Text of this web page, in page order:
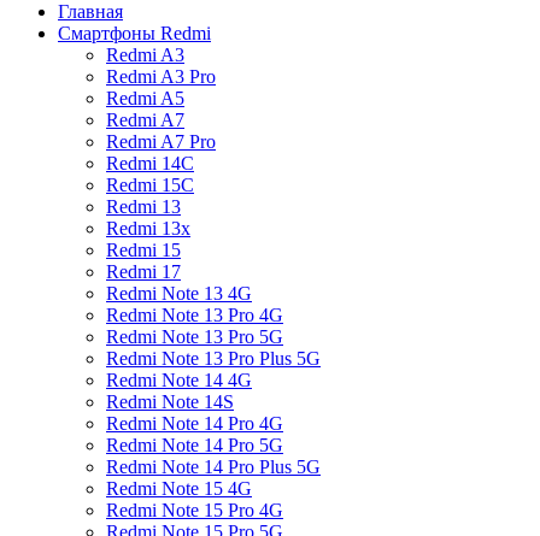
Главная
Смартфоны Redmi
Redmi A3
Redmi A3 Pro
Redmi A5
Redmi A7
Redmi A7 Pro
Redmi 14C
Redmi 15C
Redmi 13
Redmi 13x
Redmi 15
Redmi 17
Redmi Note 13 4G
Redmi Note 13 Pro 4G
Redmi Note 13 Pro 5G
Redmi Note 13 Pro Plus 5G
Redmi Note 14 4G
Redmi Note 14S
Redmi Note 14 Pro 4G
Redmi Note 14 Pro 5G
Redmi Note 14 Pro Plus 5G
Redmi Note 15 4G
Redmi Note 15 Pro 4G
Redmi Note 15 Pro 5G